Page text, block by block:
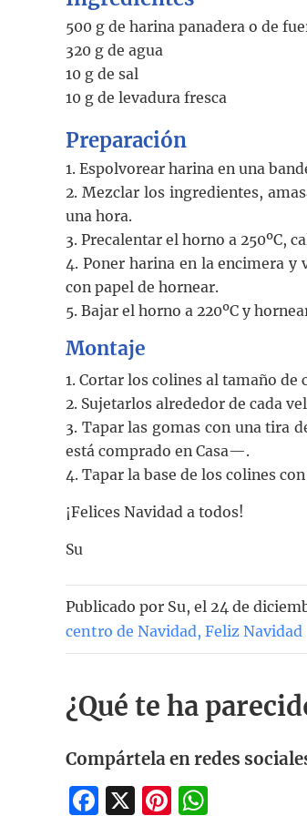
500 g de harina panadera o de
320 g de agua
10 g de sal
10 g de levadura fresca
Preparación
1. Espolvorear harina en una
2. Mezclar los ingredientes,
una hora.
3. Precalentar el horno a 250ºC,
4. Poner harina en la encimera y
con papel de hornear.
5. Bajar el horno a 220ºC y
Montaje
1. Cortar los colines al tamaño
2. Sujetarlos alrededor de cada
3. Tapar las gomas con una tira
está comprado en Casa—.
4. Tapar la base de los colines
¡Felices Navidad a todos!
Su
Publicado por Su, el 24 de
centro de Navidad, Feliz Navidad
¿Qué te ha
Compártela en redes
Facebook
X Pinterest